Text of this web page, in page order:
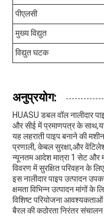
पीएलसी
मुख्य विद्युत
विद्युत घटक
अनुप्रयोग:
HUASU डबल वॉल नालीदार
और सीई में प्रमाणपत्र के
यह लहराती पाइप बनाने की
प्रणाली, केबल सुरक्षा,और
न्यूनतम आदेश मात्रा 1 सेट और
विवरण में सुरक्षित परिवहन के
इस नालीदार पाइप उत्पादन
क्षमता विभिन्न उत्पादन मांगों के
विशिष्ट परियोजना
बैरल की कठोरता निरंतर संचालन